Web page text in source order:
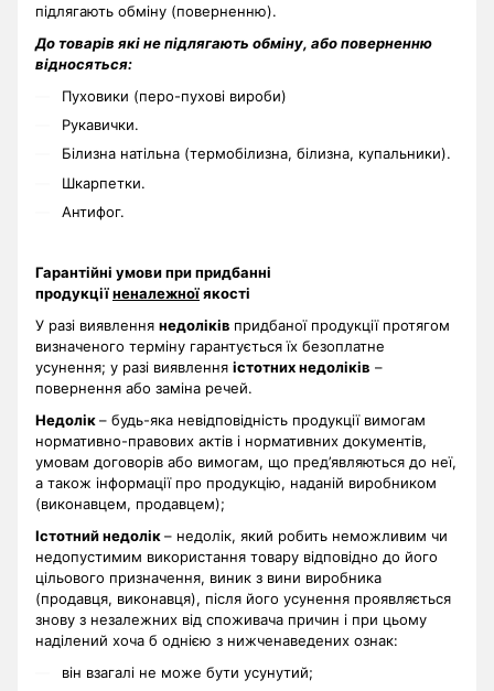
підлягають обміну (поверненню).
До товарів які не підлягають обміну, або поверненню
відносяться:
Пуховики (перо-пухові вироби)
Рукавички.
Білизна натільна (термобілизна, білизна, купальники).
Шкарпетки.
Антифог.
Гарантійні умови при придбанні
продукціїненалежноїякості
У разі виявлення недоліків придбаної продукції протягом
визначеного терміну гарантується їх безоплатне
усунення; у разі виявлення істотних недоліків –
повернення або заміна речей.
Недолік– будь-яка невідповідність продукції вимогам
нормативно-правових актів і нормативних документів,
умовам договорів або вимогам, що пред’являються до неї,
а також інформації про продукцію, наданій виробником
(виконавцем, продавцем);
Істотний недолік– недолік, який робить неможливим чи
недопустимим використання товару відповідно до його
цільового призначення, виник з вини виробника
(продавця, виконавця), після його усунення проявляється
знову з незалежних від споживача причин і при цьому
наділений хоча б однією з нижченаведених ознак:
він взагалі не може бути усунутий;